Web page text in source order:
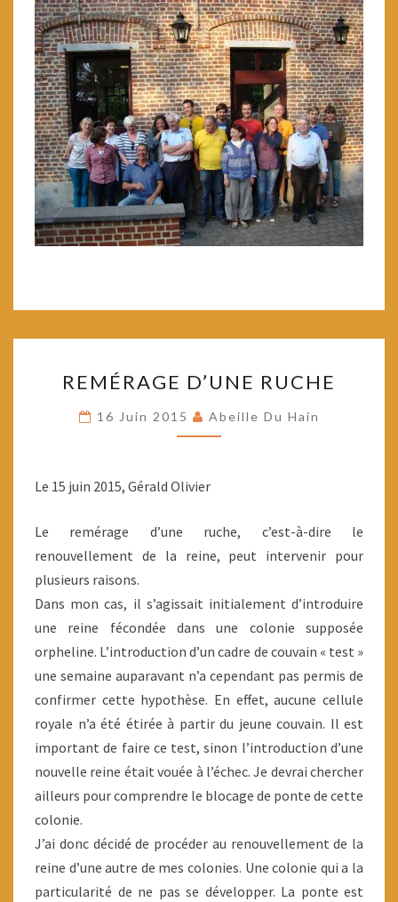
D’UNE
RUCHE
REMÉRAGE D’UNE RUCHE
16 Juin 2015 Abeille Du Hain
Le 15 juin 2015, Gérald Olivier
Le remérage d’une ruche, c’est-à-dire le
renouvellement de la reine, peut intervenir pour
plusieurs raisons.
Dans mon cas, il s’agissait initialement d’introduire
une reine fécondée dans une colonie supposée
orpheline. L’introduction d’un cadre de couvain « test »
une semaine auparavant n’a cependant pas permis de
confirmer cette hypothèse. En effet, aucune cellule
royale n’a été étirée à partir du jeune couvain. Il est
important de faire ce test, sinon l’introduction d’une
nouvelle reine était vouée à l’échec. Je devrai chercher
ailleurs pour comprendre le blocage de ponte de cette
colonie.
J’ai donc décidé de procéder au renouvellement de la
reine d’une autre de mes colonies. Une colonie qui a la
particularité de ne pas se développer. La ponte est